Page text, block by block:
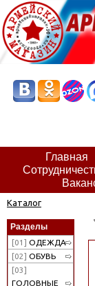
Главная
Каталог
Разделы
[01] ОДЕЖДА
[02] ОБУВЬ
[03]
ГОЛОВНЫЕ